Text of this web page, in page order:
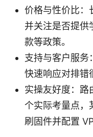
价格与性价比：
并关注是否提供
款等政策。
支持与客户服务
快速响应对排错
实操友好度：路
个实际考量点，
刷固件并配置